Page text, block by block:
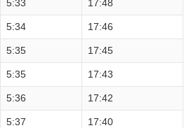
5:33 17:48
5:34 17:46
5:35 17:45
5:35 17:43
5:36 17:42
5:37 17:40